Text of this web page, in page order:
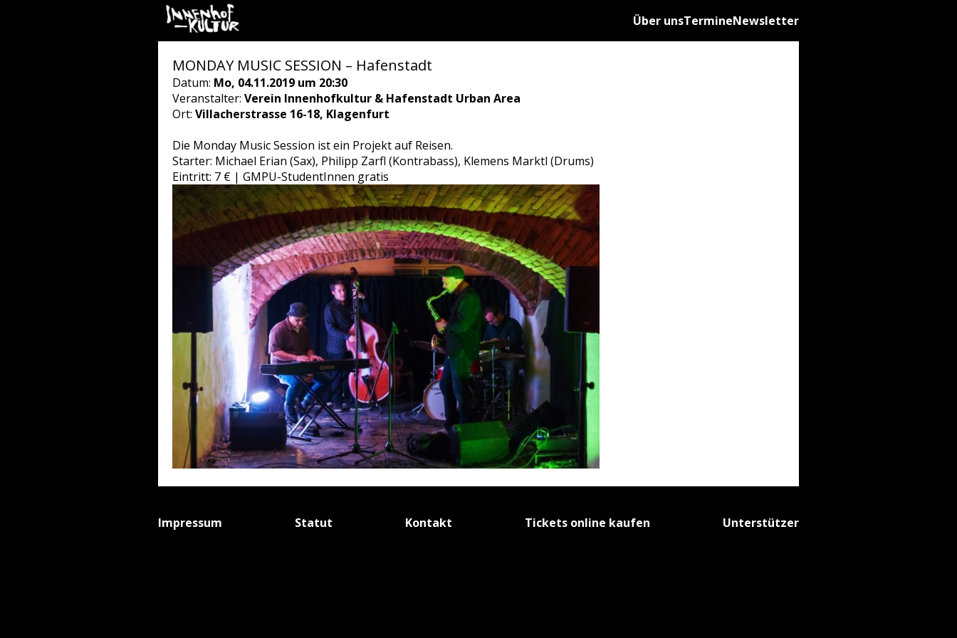
Über unsTermineNewsletter
MONDAY MUSIC SESSION – Hafenstadt
Datum: Mo, 04.11.2019 um 20:30
Veranstalter: Verein Innenhofkultur & Hafenstadt Urban Area
Ort: Villacherstrasse 16-18, Klagenfurt
Die Monday Music Session ist ein Projekt auf Reisen.
Starter: Michael Erian (Sax), Philipp Zarfl (Kontrabass), Klemens Marktl (Drums)
Eintritt: 7 € | GMPU-StudentInnen gratis
Impressum Statut Kontakt Tickets online kaufen Unterstützer